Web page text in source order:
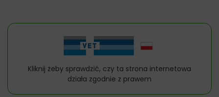
Kliknij żeby sprawdzić, czy ta strona internetowa
działa zgodnie z prawem